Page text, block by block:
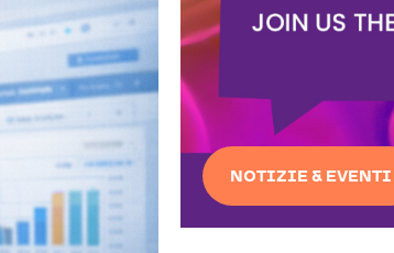
NOTIZIE & EVENTI